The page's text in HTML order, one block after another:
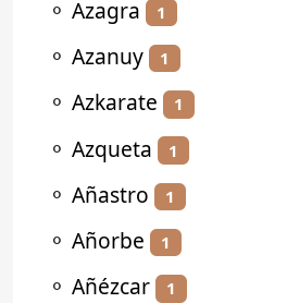
⚬ Azagra 1
⚬ Azanuy 1
⚬ Azkarate 1
⚬ Azqueta 1
⚬ Añastro 1
⚬ Añorbe 1
⚬ Añézcar 1